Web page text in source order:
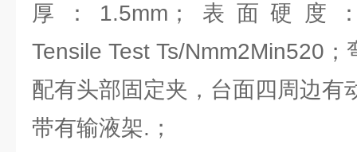
厚：1.5mm；表面硬度
Tensile Test Ts/Nmm2Min520；
配有头部固定夹，台面四周边有
带有输液架.；